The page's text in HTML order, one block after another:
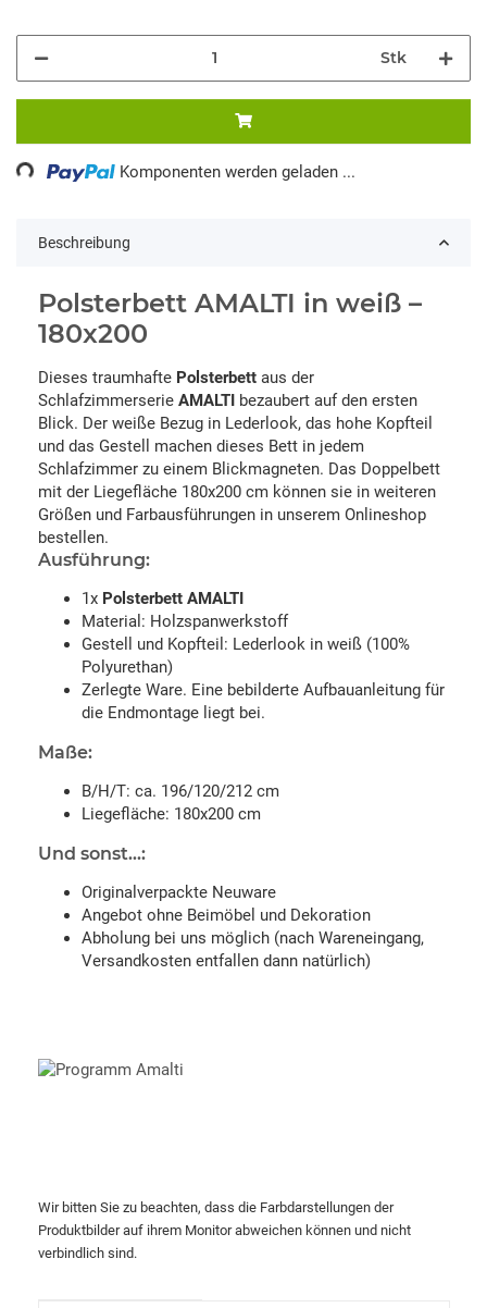
Stk
Komponenten werden geladen ...
Beschreibung
Polsterbett AMALTI in weiß –
180x200
Dieses traumhafte Polsterbett aus der
Schlafzimmerserie AMALTI bezaubert auf den ersten
Blick. Der weiße Bezug in Lederlook, das hohe Kopfteil
und das Gestell machen dieses Bett in jedem
Schlafzimmer zu einem Blickmagneten. Das Doppelbett
mit der Liegefläche 180x200 cm können sie in weiteren
Größen und Farbausführungen in unserem Onlineshop
bestellen.
Ausführung:
1x Polsterbett AMALTI
Material: Holzspanwerkstoff
Gestell und Kopfteil: Lederlook in weiß (100%
Polyurethan)
Zerlegte Ware. Eine bebilderte Aufbauanleitung für
die Endmontage liegt bei.
Maße:
B/H/T: ca. 196/120/212 cm
Liegefläche: 180x200 cm
Und sonst...:
Originalverpackte Neuware
Angebot ohne Beimöbel und Dekoration
Abholung bei uns möglich (nach Wareneingang,
Versandkosten entfallen dann natürlich)
Wir bitten Sie zu beachten, dass die Farbdarstellungen der
Produktbilder auf ihrem Monitor abweichen können und nicht
verbindlich sind.